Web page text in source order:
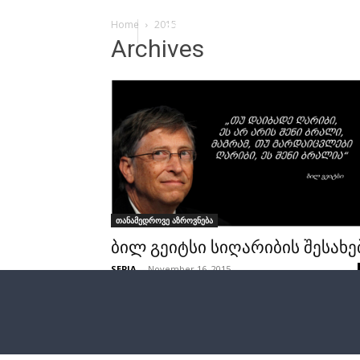
Home 2015
Archives
თანამედროვე აზროვნება
ბილ გეიტსი სიღარიბის
SEPIA - November 16, 2015